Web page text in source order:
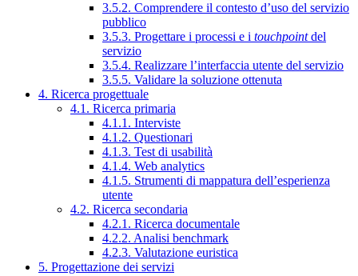
3.5.2. Comprendere il contesto d’uso del servizio
pubblico
3.5.3. Progettare i processi e i touchpointdel
servizio
3.5.4. Realizzare l’interfaccia utente del servizio
3.5.5. Validare la soluzione ottenuta
4. Ricerca progettuale
4.1. Ricerca primaria
4.1.1. Interviste
4.1.2. Questionari
4.1.3. Test di usabilità
4.1.4. Web analytics
4.1.5. Strumenti di mappatura dell’esperienza
utente
4.2. Ricerca secondaria
4.2.1. Ricerca documentale
4.2.2. Analisi benchmark
4.2.3. Valutazione euristica
5. Progettazione dei servizi